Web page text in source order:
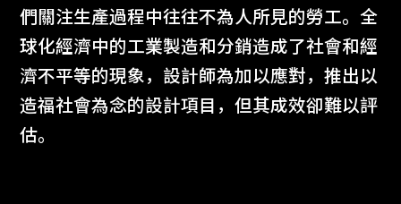
們關注生產過程中往往不為人所見的勞工。全
球化經濟中的工業製造和分銷造成了社會和經
濟不平等的現象，設計師為加以應對，推出以
造福社會為念的設計項目，但其成效卻難以評
估。